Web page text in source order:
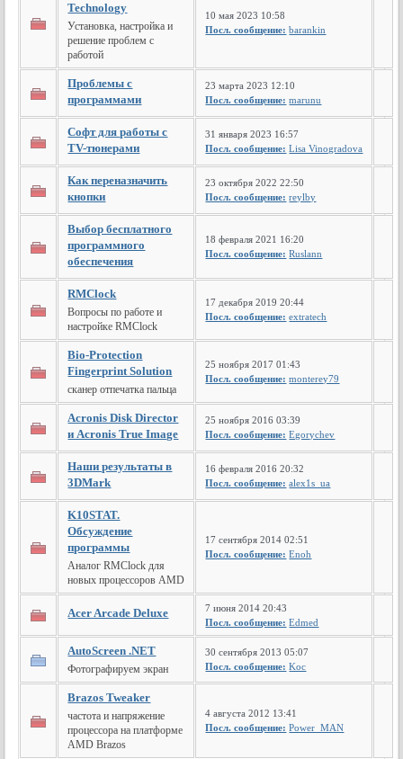
Technology
Установка, настройка и
решение проблем с
работой
10 мая 2023 10:58
Посл. сообщение: barankin
Проблемы с
программами
23 марта 2023 12:10
Посл. сообщение: marunu
Софт для работы с
TV-тюнерами
31 января 2023 16:57
Посл. сообщение: Lisa Vinogradova
Как переназначить
кнопки
23 октября 2022 22:50
Посл. сообщение: reylby
Выбор бесплатного
программного
обеспечения
18 февраля 2021 16:20
Посл. сообщение: Ruslann
RMClock
Вопросы по работе и
настройке RMClock
17 декабря 2019 20:44
Посл. сообщение: extratech
Bio-Protection
Fingerprint Solution
сканер отпечатка пальца
25 ноября 2017 01:43
Посл. сообщение: monterey79
Acronis Disk Director
и Acronis True Image
25 ноября 2016 03:39
Посл. сообщение: Egorychev
Наши результаты в
3DMark
16 февраля 2016 20:32
Посл. сообщение: alex1s_ua
K10STAT.
Обсуждение
программы
Аналог RMClock для
новых процессоров AMD
17 сентября 2014 02:51
Посл. сообщение: Enoh
Acer Arcade Deluxe
7 июня 2014 20:43
Посл. сообщение: Edmed
AutoScreen .NET
Фотографируем экран
30 сентября 2013 05:07
Посл. сообщение: Koc
Brazos Tweaker
частота и напряжение
процессора на платформе
AMD Brazos
4 августа 2012 13:41
Посл. сообщение: Power_MAN